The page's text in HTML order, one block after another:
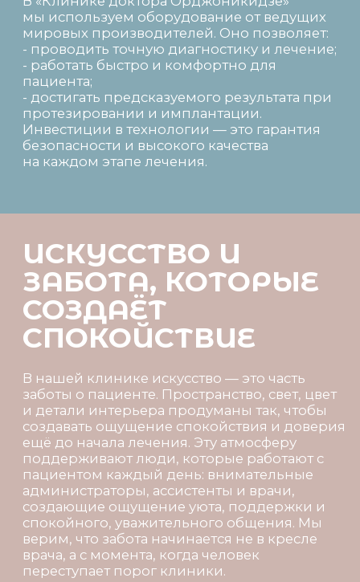
Каждый день мы создаём улыбки, в
которых соединяются уверенность,
здоровье и эстетика. За каждой из них —
внимательная команда, современные
технологии и искреннее отношение к
ВАШИ УЛЫБКИ -
РЕЗУЛЬТАТ
КУЛЬТУРЫ,
ДОВЕРИЯ И
ТОЧНОСТИ